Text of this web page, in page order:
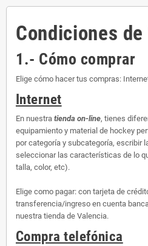
Condiciones de
1.- Cómo comprar
Elige cómo hacer tus compras:
Internet
En nuestra tienda on-line, tienes
equipamiento y material de hockey
por categoría y subcategoría, escribir
seleccionar las características de lo
talla, color, etc).
Elige como pagar: con tarjeta de
transferencia/ingreso en cuenta
nuestra tienda de Valencia.
Compra telefónica